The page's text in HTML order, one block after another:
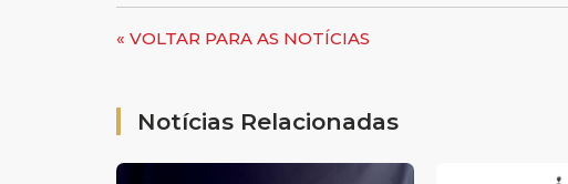
« VOLTAR PARA AS NOTÍCIAS
Notícias Relacionadas